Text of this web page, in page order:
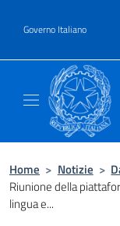
Governo Italiano
Home > Notizie >
Riunione della
lingua e...